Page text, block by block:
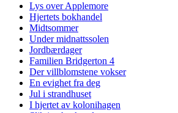
Lys over Applemore
Hjertets bokhandel
Midtsommer
Under midnattssolen
Jordbærdager
Familien Bridgerton 4
Der villblomstene vokser
En evighet fra deg
Jul i strandhuset
I hjertet av kolonihagen